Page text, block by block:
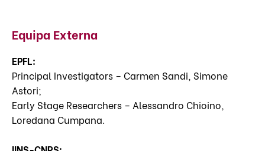
Equipa Externa
EPFL:
Principal Investigators – Carmen Sandi, Simone
Astori;
Early Stage Researchers – Alessandro Chioino,
Loredana Cumpana.